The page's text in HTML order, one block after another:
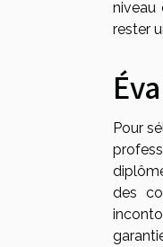
niveau
rester
Pour
des